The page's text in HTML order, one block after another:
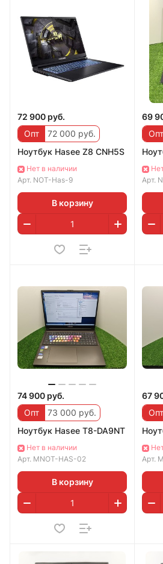
72 900 руб.
Опт
72 000 руб.
Ноутбук Hasee Z8 CNH5S
Нет в наличии
Арт. NOT-Has-9
В корзину
69
Опт
Арт.
74 900 руб.
Опт
73 000 руб.
Ноутбук Hasee T8-DA9NT
Нет в наличии
Арт. MNOT-HAS-02
В корзину
67
Опт
Арт.